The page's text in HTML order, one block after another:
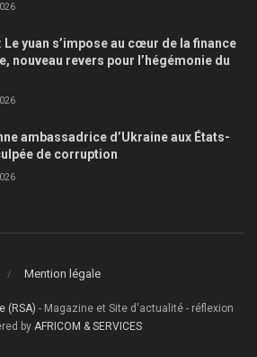
Le yuan s’impose au cœur de la finance
nouveau revers pour l’hégémonie du
ambassadrice d’Ukraine aux États-
de corruption
Mention légale
(RSA) - Magazine et Site d'actualité - réflexion
by AFRICOM & SERVICES